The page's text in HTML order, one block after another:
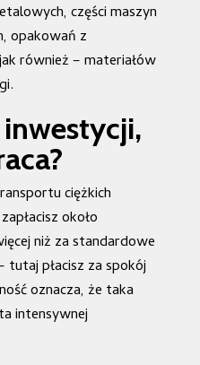
części maszyn
opakowań z
również – materiałów
ciężkich
około
niż za standardowe
tutaj płacisz za spokój
oznacza, że taka
intensywnej